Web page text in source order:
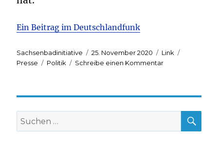
Ein Beitrag im Deutschlandfunk
Autor
Sachsenbadinitiative
Veröffentlicht
am
25. November 2020 Format
Link
Presse
Schlagwörter
Politik Schreibe einen Kommentarzu
Suche
nach: